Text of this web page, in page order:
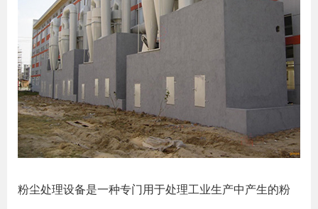
粉尘处理设备是一种专门用于处理工业生产中产生的粉